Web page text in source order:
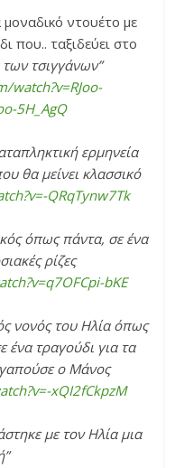
ντουέτο με
που.. ταξιδεύει στο
τσιγγάνων”
5H_AgQ
ερμηνεία
θα μείνει κλασσικό
QRqTynw7Tk
όπως πάντα, σε ένα
ρίζες
bKE
νονός του Ηλία όπως
ένα τραγούδι για τα
ο Μάνος
xQI2fCkpzM
με τον Ηλία μια